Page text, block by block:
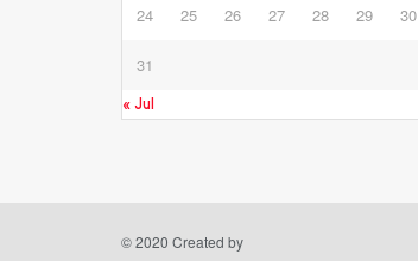
24 25 26 27 28 29 30
31
« Jul
© 2020 Created by